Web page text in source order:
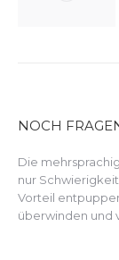
NOCH
Die
nur
Vorteil
überwinden und